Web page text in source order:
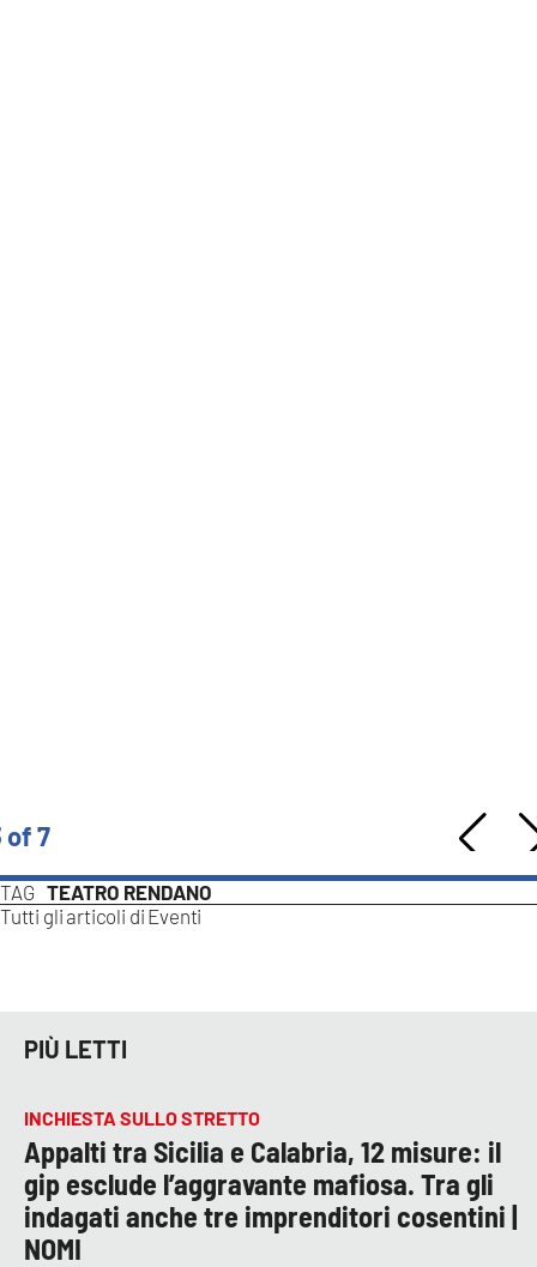
of 7
TAG TEATRO RENDANO
Tutti gli articoli di Eventi
PIÙ LETTI
INCHIESTA SULLO STRETTO
Appalti tra Sicilia e Calabria, 12 misure: il
gip esclude l’aggravante mafiosa. Tra gli
indagati anche tre imprenditori cosentini |
NOMI